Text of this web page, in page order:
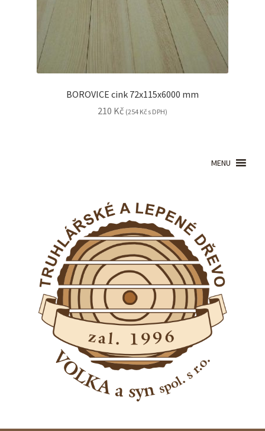
BOROVICE cink 72x115x6000 mm
210 Kč (254 Kč s DPH)
MENU